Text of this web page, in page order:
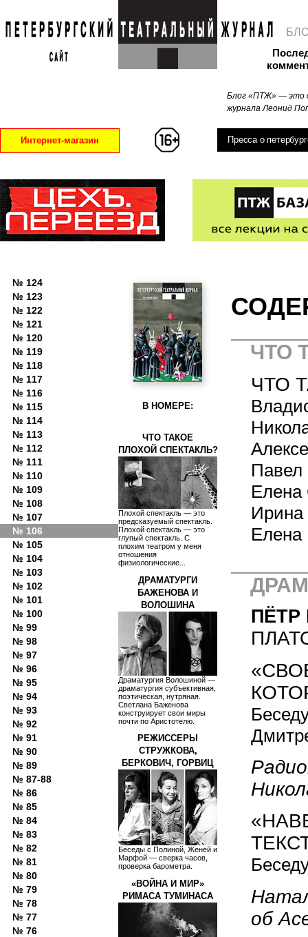
Блог «ПТЖ» — это
журнала Леонид
Интернет-магазин Пресса о
В НОМЕРЕ:
ЧТО ТАКОЕ
ПЛОХОЙ СПЕКТАКЛЬ?
Плохой спектакль — это
предсказуемый спектакль.
Плохой спектакль — это
глупый спектакль. С
плохим театром у меня
отношения
физиологические...
ДРАМАТУРГИ
БАЖЕНОВА И
ВОЛОШИНА
Драматургия Волошиной —
драматургия субъективная,
поэтическая, нутряная.
Светлана Баженова
конструирует свои миры
почти по Аристотелю.
РЕЖИССЕРЫ
СТРУЖКОВА,
БЕРКОВИЧ, ГОРВИЦ
Беседы с Полиной, Женей и
Марфой — сверка часов,
проверка барометра.
«ВОЙНА И МИР»
РИМАСА ТУМИНАСА
ЧТО
ЧТО
Павел
Елена
Ирина
Елена
об
№ 124
№ 123
№ 122
№ 121
№ 120
№ 119
№ 118
№ 117
№ 116
№ 115
№ 114
№ 113
№ 112
№ 111
№ 110
№ 109
№ 108
№ 107
№ 106
№ 105
№ 104
№ 103
№ 102
№ 101
№ 100
№ 99
№ 98
№ 97
№ 96
№ 95
№ 94
№ 93
№ 92
№ 91
№ 90
№ 89
№ 87-88
№ 86
№ 85
№ 84
№ 83
№ 82
№ 81
№ 80
№ 79
№ 78
№ 77
№ 76